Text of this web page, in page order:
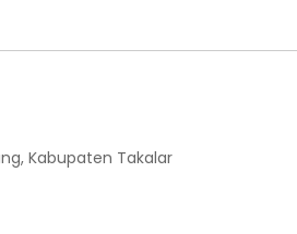
Kabupaten Takalar